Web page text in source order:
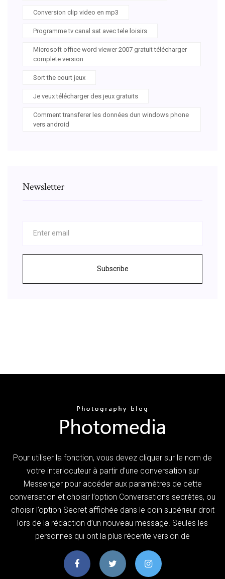
Conversion clip video en mp3
Programme tv canal sat avec tele loisirs
Microsoft office word viewer 2007 gratuit télécharger
complete version
Sort the court jeux
Je veux télécharger des jeux gratuits
Comment transferer les données dun windows phone
vers android
Newsletter
Subscribe
Pour utiliser la fonction, vous devez cliquer sur le nom de
votre interlocuteur à partir d’une conversation sur
Messenger pour accéder aux paramètres de cette
conversation et choisir l’option Conversations secrètes, ou
choisir l’option Secret affichée dans le coin supérieur droit
lors de la rédaction d’un nouveau message. Seules les
personnes qui ont la plus récente version de